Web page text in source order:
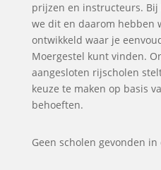
prijzen en instructeurs.
we dit en daarom hebben
ontwikkeld waar je
Moergestel kunt vinden.
aangesloten rijscholen
keuze te maken op basis
behoeften.
Geen scholen gevonden